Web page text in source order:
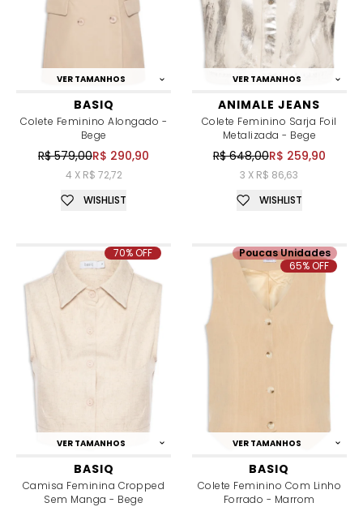
VER TAMANHOS
BASIQ
Colete Feminino Alongado -
Bege
R$ 579,00R$ 290,90
4 X R$ 72,72
WISHLIST
VER TAMANHOS
ANIMALE JEANS
Colete Feminino Sarja Foil
Metalizada - Bege
R$ 648,00R$ 259,90
3 X R$ 86,63
WISHLIST
VER TAMANHOS
BASIQ
Camisa Feminina Cropped
Sem Manga - Bege
70% OFF
VER TAMANHOS
BASIQ
Colete Feminino Com Linho
Forrado - Marrom
Poucas Unidades
65% OFF